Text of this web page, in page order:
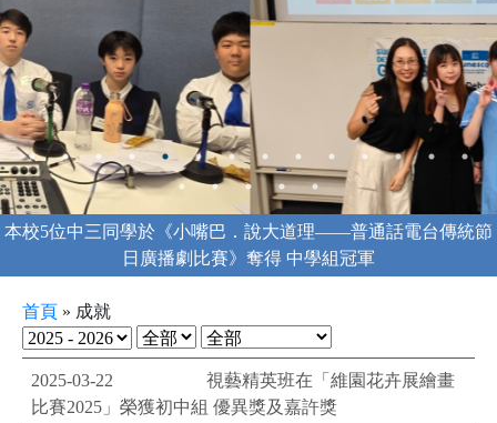
SFAC English Debate Team won the First Runner-Up in UNSDGs
Debating Competition 2025/26
首頁 » 成就
2025-03-22
視藝精英班在「維園花卉展繪畫
比賽2025」榮獲初中組 優異獎及嘉許獎